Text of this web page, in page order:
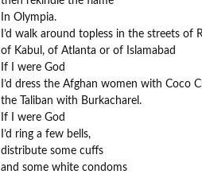
In Olympia.
I’d walk around topless in the streets of
of Kabul, of Atlanta or of Islamabad
If I were God
I’d dress the Afghan women with Coco
the Taliban with Burkacharel.
If I were God
I’d ring a few bells,
distribute some cuffs
and some white condoms